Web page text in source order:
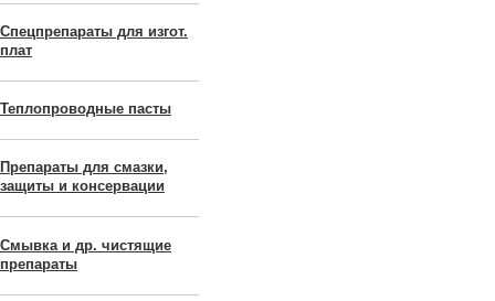
Спецпрепараты для изгот.
плат
Теплопроводные пасты
Препараты для смазки,
защиты и консервации
Смывка и др. чистящие
препараты